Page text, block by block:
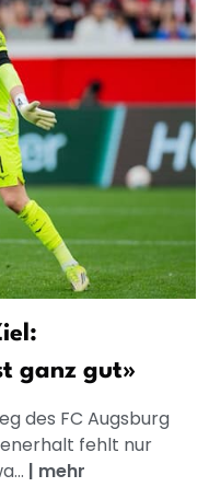
ganz gut»
des FC Augsburg
fehlt nur
| mehr